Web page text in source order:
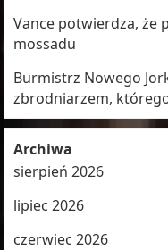
Vance potwierdza, że
mossadu
Burmistrz Nowego
zbrodniarzem,
Archiwa
sierpień 2026
lipiec 2026
czerwiec 2026